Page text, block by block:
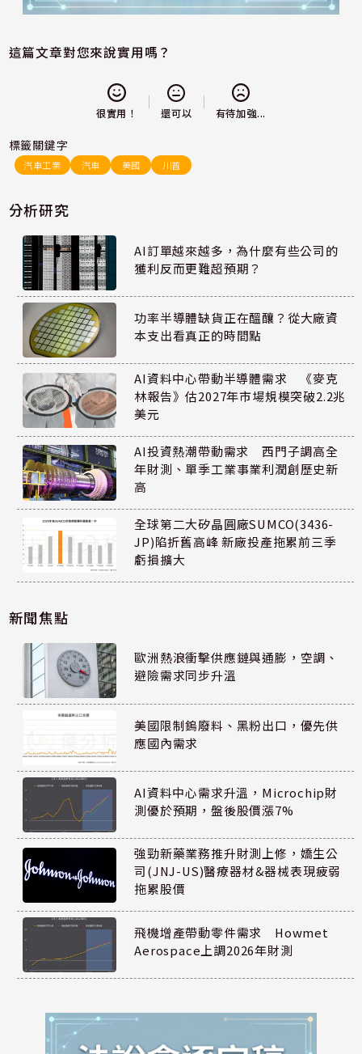
這篇文章對您來說實用嗎？
很實用！ 還可以 有待加強...
標籤關鍵字
汽車工業 汽車 美國 川普
分析研究
AI訂單越來越多，為什麼有些公司的
獲利反而更難超預期？
功率半導體缺貨正在醞釀？從大廠資
本支出看真正的時間點
AI資料中心帶動半導體需求 《麥克
林報告》估2027年市場規模突破2.2兆
美元
AI投資熱潮帶動需求 西門子調高全
年財測、單季工業事業利潤創歷史新
高
全球第二大矽晶圓廠SUMCO(3436-
JP)陷折舊高峰 新廠投產拖累前三季
虧損擴大
新聞焦點
歐洲熱浪衝擊供應鏈與通膨，空調、
避險需求同步升溫
美國限制鎢廢料、黑粉出口，優先供
應國內需求
AI資料中心需求升溫，Microchip財
測優於預期，盤後股價漲7%
強勁新藥業務推升財測上修，嬌生公
司(JNJ-US)醫療器材&器械表現疲弱
拖累股價
飛機增產帶動零件需求 Howmet
Aerospace上調2026年財測